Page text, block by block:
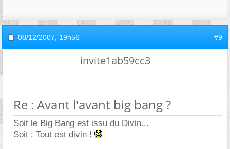
08/12/2007, 19h56 #9
invite1ab59cc3
Re : Avant l'avant big bang ?
Soit le Big Bang est issu du Divin...
Soit : Tout est divin !